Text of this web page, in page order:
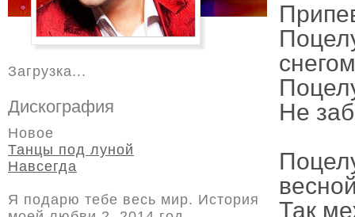
Не
Так
Загрузка...
Дискография
Новое
Танцы под луной
Навсегда
Я подарю тебе весь мир. История